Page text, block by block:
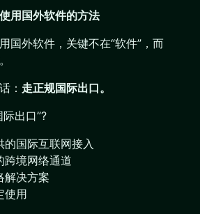
用国外软件的方法
国外软件，关键不在“软件”，而
。
： 走正规国际出口。
出口”?
的国际互联网接入
跨境网络通道
解决方案
使用